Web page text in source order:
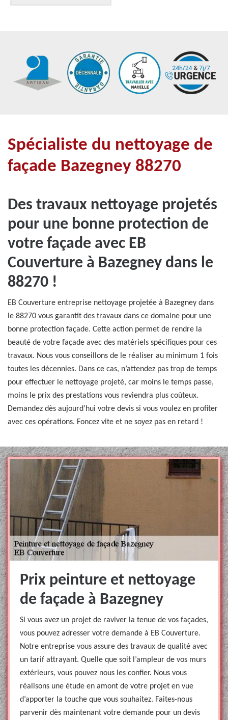
Spécialiste du nettoyage de
façade Bazegney 88270
Des travaux nettoyage projetés
pour une bonne protection de
votre façade avec EB
Couverture à Bazegney dans le
88270 !
EB Couverture entreprise nettoyage projetée à Bazegney dans
le 88270 vous garantit des travaux dans ce domaine pour une
bonne protection façade. Cette action permet de rendre la
beauté de votre façade avec des matériels spécifiques pour ces
travaux. Nous vous conseillons de le réaliser au minimum 1 fois
toutes les décennies. Dans ce cas, n’attendez pas trop de temps
pour effectuer le nettoyage projeté, car moins le temps passe,
moins le prix des prestations vous reviendra plus coûteux.
Demandez dès aujourd’hui votre devis si vous voulez en profiter
avec ces opérations. Foncez vite et ne soyez pas en retard !
Prix peinture et nettoyage
de façade à Bazegney
Si vous avez un projet de raviver la tenue de vos façades,
vous pouvez adresser votre demande à EB Couverture.
Notre entreprise vous assure des travaux de qualité avec
un tarif attrayant. Quelle que soit l’ampleur de vos murs
extérieurs, vous pouvez nous les confier. Nous vous
réalisons une étude en amont de votre projet en vue
d’apporter la touche que vous souhaitez. Faites-nous
parvenir dès maintenant votre demande pour un devis